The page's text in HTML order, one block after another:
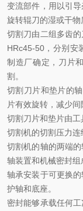
变流部件，用以引
旋转辊刀的湿或干物
切割刀由二组多齿
HRc45-50 ，分别
制造厂确定，刀片
割。
切割刀片和垫片的
片有效旋转，减少
切割刀片和垫片由工
切割机的切割压力连
切割机的轴的两端
轴装置和机械密封组
轴承安装于可更换
护轴和底座。
密封能够承载任何